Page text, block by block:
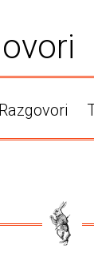
Razgovori